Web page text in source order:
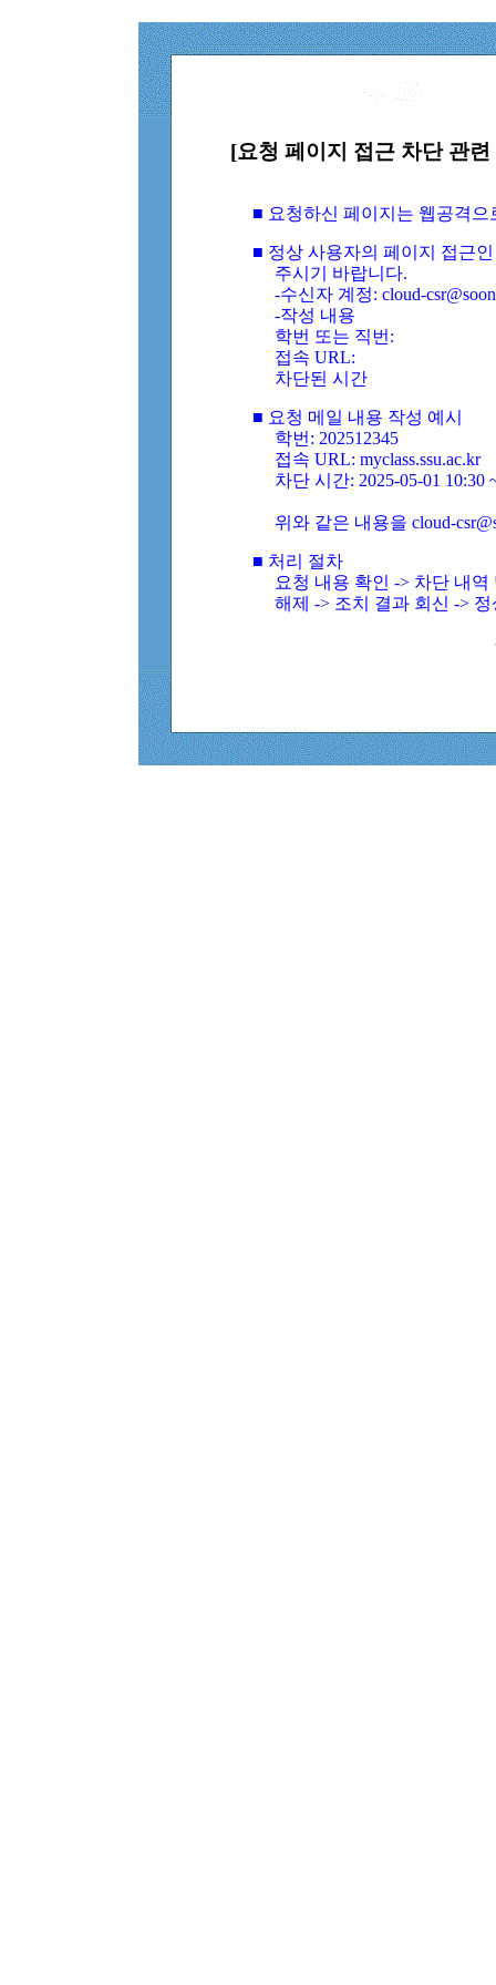
[요청 페이지 접근 차단 관
■ 요청하신 페이지는 웹공격
■ 정상 사용자의 페이지 접근
주시기 바랍니다.
-수신자 계정: cloud-
-작성 내용
학번 또는 직번:
접속 URL:
차단된 시간
■ 요청 메일 내용 작성 예시
학번: 202512345
접속 URL: myclass.ssu.ac.kr
차단 시간: 2025-05-01 10:30
위와 같은 내용을 cloud-
■ 처리 절차
요청 내용 확인 -> 차단 내
해제 -> 조치 결과 회신 ->